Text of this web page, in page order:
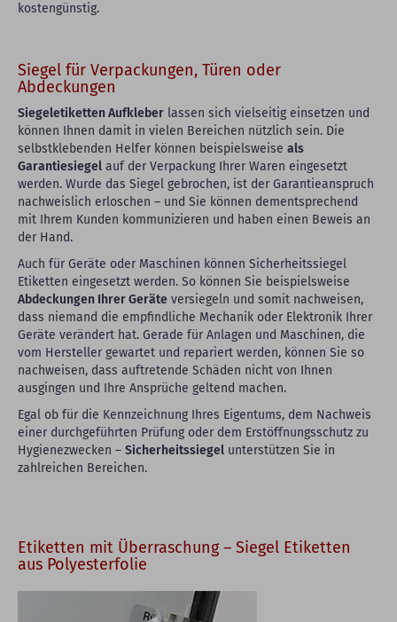
kostengünstig.
Siegel für Verpackungen, Türen oder
Abdeckungen
Siegeletiketten Aufkleber lassen sich vielseitig einsetzen und
können Ihnen damit in vielen Bereichen nützlich sein. Die
selbstklebenden Helfer können beispielsweise als
Garantiesiegel auf der Verpackung Ihrer Waren eingesetzt
werden. Wurde das Siegel gebrochen, ist der Garantieanspruch
nachweislich erloschen – und Sie können dementsprechend
mit Ihrem Kunden kommunizieren und haben einen Beweis an
der Hand.
Auch für Geräte oder Maschinen können Sicherheitssiegel
Etiketten eingesetzt werden. So können Sie beispielsweise
Abdeckungen Ihrer Geräte versiegeln und somit nachweisen,
dass niemand die empfindliche Mechanik oder Elektronik Ihrer
Geräte verändert hat. Gerade für Anlagen und Maschinen, die
vom Hersteller gewartet und repariert werden, können Sie so
nachweisen, dass auftretende Schäden nicht von Ihnen
ausgingen und Ihre Ansprüche geltend machen.
Egal ob für die Kennzeichnung Ihres Eigentums, dem Nachweis
einer durchgeführten Prüfung oder dem Erstöffnungsschutz zu
Hygienezwecken – Sicherheitssiegel unterstützen Sie in
zahlreichen Bereichen.
Etiketten mit Überraschung – Siegel Etiketten
aus Polyesterfolie